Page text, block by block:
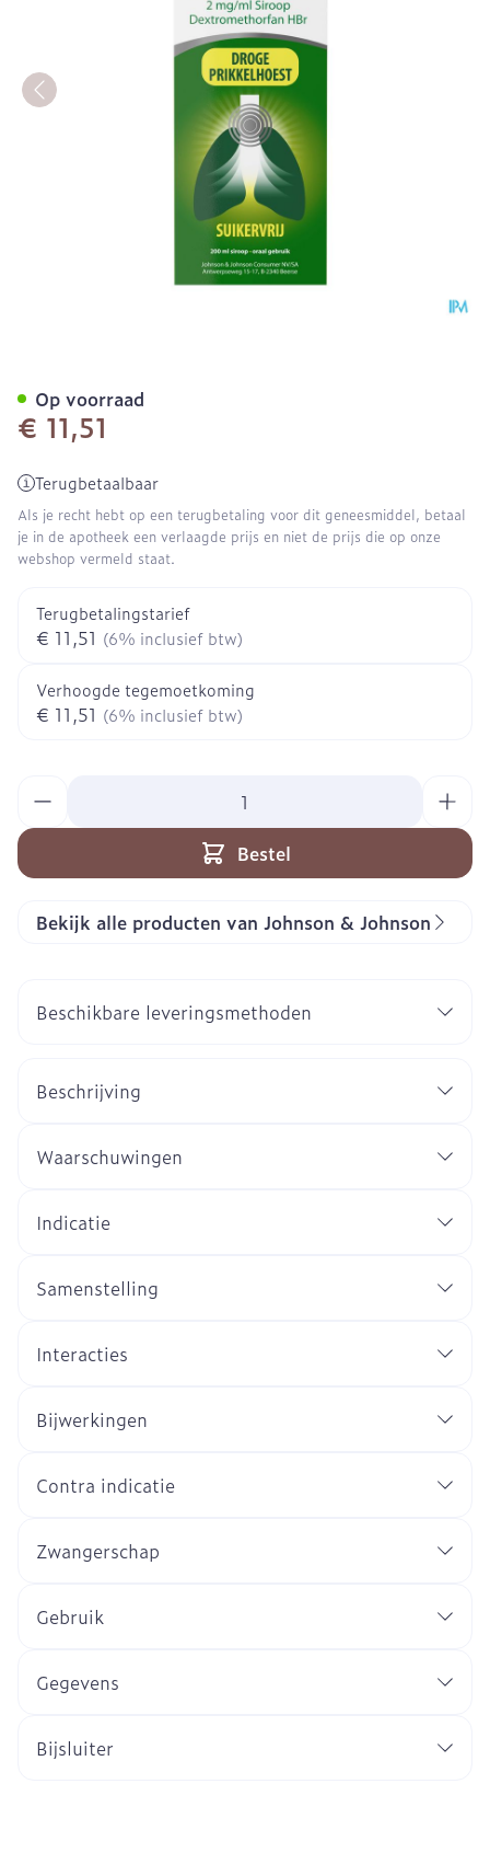
€ 11,51
Terugbetaalbaar
Als je recht hebt op een terugbetaling voor dit geneesmiddel, betaal
je in de apotheek een verlaagde prijs en niet de prijs die op onze
webshop vermeld staat.
Terugbetalingstarief
€ 11,51 (6% inclusief btw)
Verhoogde tegemoetkoming
€ 11,51 (6% inclusief btw)
Bestel
Op voorraad
Bekijk alle producten van Johnson & Johnson
Beschikbare leveringsmethoden
Beschrijving
Waarschuwingen
Indicatie
Samenstelling
Interacties
Bijwerkingen
Contra indicatie
Zwangerschap
Gebruik
Gegevens
Bijsluiter